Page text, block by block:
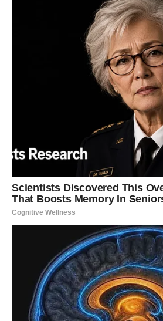
hranjive prehrane i revitalizacija vlastite
površnosti; nego su izrazi
žena poručuje svijetu: “Ostajem
Kako bi spriječili previd nad njihovim
društvo često gura starije žene u
stereotip “baka koje bi trebale ostati u
žena starija od 60 godina utjelovljuje
i ljubav. Zanemarivanje vlastite
je popuštanju bez otpora. Žene koje su
života moraju odlučno zadržati svoj
protiv bilo kakvih pokušaja da ga se
Poglavlje života nakon šezdesete
uvjetom da ga žena piše na temelju
razdoblje predstavlja joj priliku da se
drugih, da redefinira što za nju znači
unutarnji mir. Treba se odreći svega
dobrobiti.
Sve što pridonosi njezinoj radosti,